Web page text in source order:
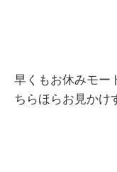
早くもお休みモー
ちらほらお見かけ